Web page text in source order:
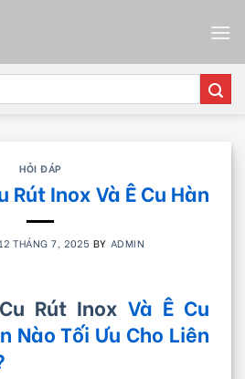
HỎI ĐÁP
Rút Inox Và Ê Cu Hàn
12 THÁNG 7, 2025 BY ADMIN
Rút Inox Và Ê Cu
Nào Tối Ưu Cho Liên